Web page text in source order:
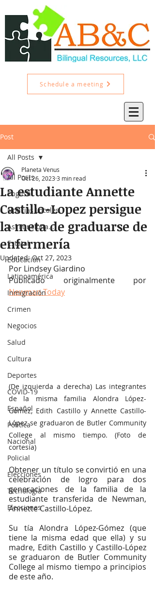
Schedule a meeting
Post
All Posts
English
Noticias Locales
Así Funciona...
Estatal
Educación
Latinoamérica
Inmigración
Crimen
Negocios
Salud
Cultura
Deportes
COVID-19
Español
Política
Nacional
Policial
Elecciones
Tecnología
Elecciones
All Posts
La estudiante Annette
Castillo-Lopez persigue
la meta de graduarse de
enfermería
Planeta Venus
Oct 26, 20233 min read
Updated:Oct 27, 2023
Por Lindsey Giardino
Newman Today
(De izquierda a derecha) Las integrantes
de la misma familia Alondra López-
Gómez, Edith Castillo y Annette Castillo-
López se graduaron de Butler Community
College al mismo tiempo. (Foto de
cortesía)
Obtener un título se convirtió en una
celebración de logro para dos
generaciones de la familia de la
estudiante transferida de Newman,
Annette Castillo-López.
Su tía Alondra López-Gómez (que
tiene la misma edad que ella) y su
madre, Edith Castillo y Castillo-López
se graduaron de Butler Community
College al mismo tiempo a principios
de este año.